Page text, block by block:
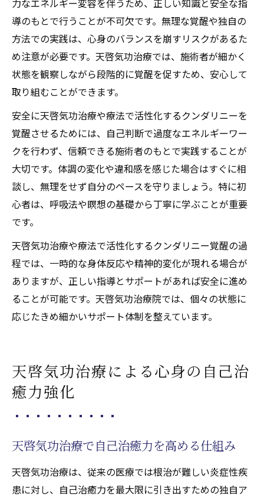
導のもとで行うことが不可欠です。無理な覚醒や独自の
方法での実践は、心身のバランスを崩すリスクがあるた
め注意が必要です。天啓気功治療では、施術者が細かく
状態を観察しながら段階的に覚醒を促すため、安心して
取り組むことができます。
安全に天啓気功治療や療法で活性化するクンダリニーを
覚醒させるためには、自己判断で過度なエネルギーワー
クを行わず、信頼できる施術者のもとで実践することが
大切です。体調の変化や違和感を感じた場合はすぐに相
談し、無理をせず自分のペースを守りましょう。特に初
心者は、呼吸法や瞑想の基礎から丁寧に学ぶことが重要
です。
天啓気功治療や療法で活性化するクンダリニー覚醒の過
程では、一時的な身体反応や精神的変化が現れる場合が
ありますが、正しい指導とサポートがあれば安全に進め
ることが可能です。天啓気功治療院では、個々の状態に
応じたきめ細かいサポート体制を整えています。
天啓気功治療による心身の自己治
癒力強化
天啓気功治療で自己治癒力を高める仕組み
天啓気功治療は、従来の医療では根治が難しい炎症性疾
患に対し、自己治癒力を最大限に引き出すための独自ア